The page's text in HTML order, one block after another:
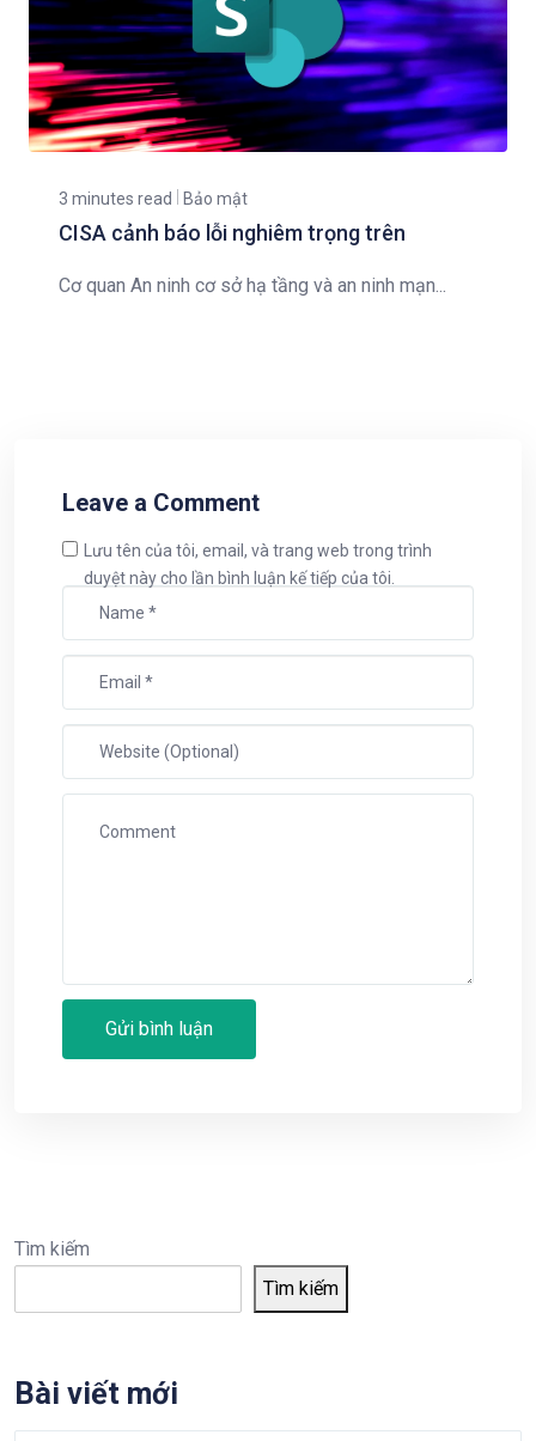
3 minutes read Bảo mật
CISA cảnh báo lỗi nghiêm trọng trên
Cơ quan An ninh cơ sở hạ tầng và an ninh mạn...
Leave a Comment
Lưu tên của tôi, email, và trang web trong trình
duyệt này cho lần bình luận kế tiếp của tôi.
Tìm kiếm
Tìm kiếm
Bài viết mới